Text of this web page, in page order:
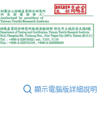
顯示電腦版詳細說明